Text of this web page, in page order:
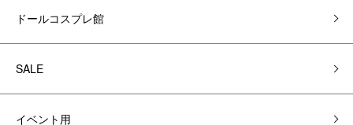
ドールコスプレ館
SALE
イベント用